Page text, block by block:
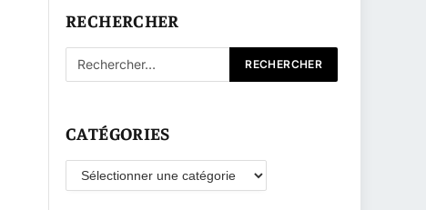
RECHERCHER
CATÉGORIES
Catégories